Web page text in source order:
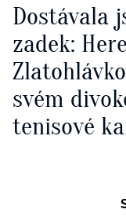
Dostávala
zadek:
svém
tenisové